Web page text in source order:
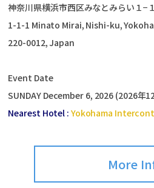
神奈川県横浜市西区みなとみらい１−
1-1-1 Minato Mirai, Nishi-ku,
220-0012, Japan
Event Date
SUNDAY December 6, 2026 (2026年
Nearest Hotel : Yokohama
More